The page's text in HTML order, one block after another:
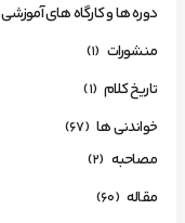
دوره ها و کارگاه های آموزشی
منشورات (1)
تاریخ کلام (1)
خواندنی ها (67)
مصاحبه (2)
مقاله (60)